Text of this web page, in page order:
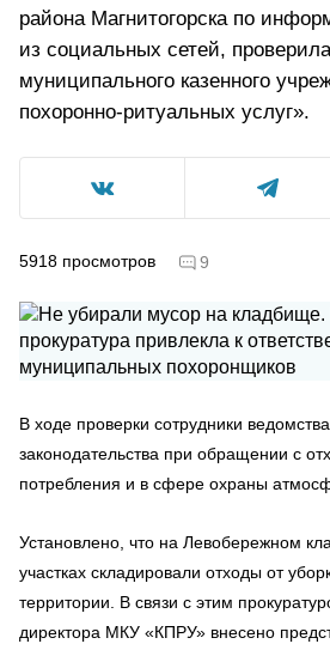
района Магнитогорска по
из социальных сетей,
муниципального казенного
похоронно-ритуальных услуг».
5918 просмотров 9
В ходе проверки сотрудники
законодательства при обращении с
потребления и в сфере охраны
Установлено, что на Левобережном
участках складировали отходы от
территории. В связи с этим
директора МКУ «КПРУ» внесено